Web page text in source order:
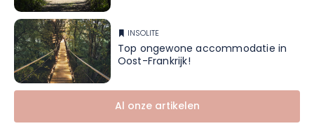
INSOLITE
Top ongewone accommodatie in
Oost-Frankrijk!
Al onze artikelen